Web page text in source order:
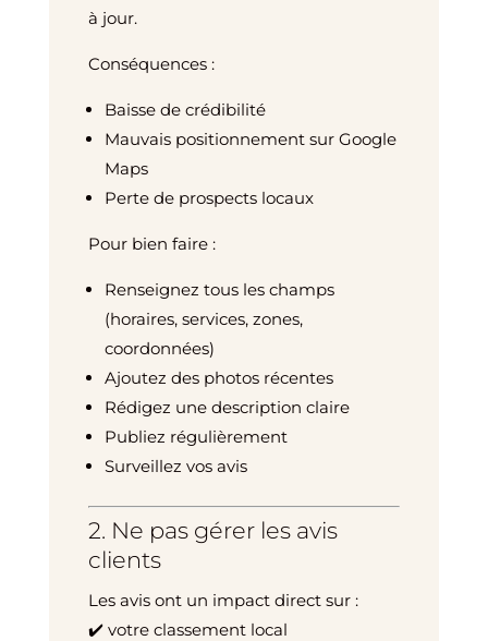
à jour.
Conséquences :
Baisse de crédibilité
Mauvais positionnement sur Google
Maps
Perte de prospects locaux
Pour bien faire :
Renseignez tous les champs
(horaires, services, zones,
coordonnées)
Ajoutez des photos récentes
Rédigez une description claire
Publiez régulièrement
Surveillez vos avis
2. Ne pas gérer les avis
clients
Les avis ont un impact direct sur :
✔️ votre classement local